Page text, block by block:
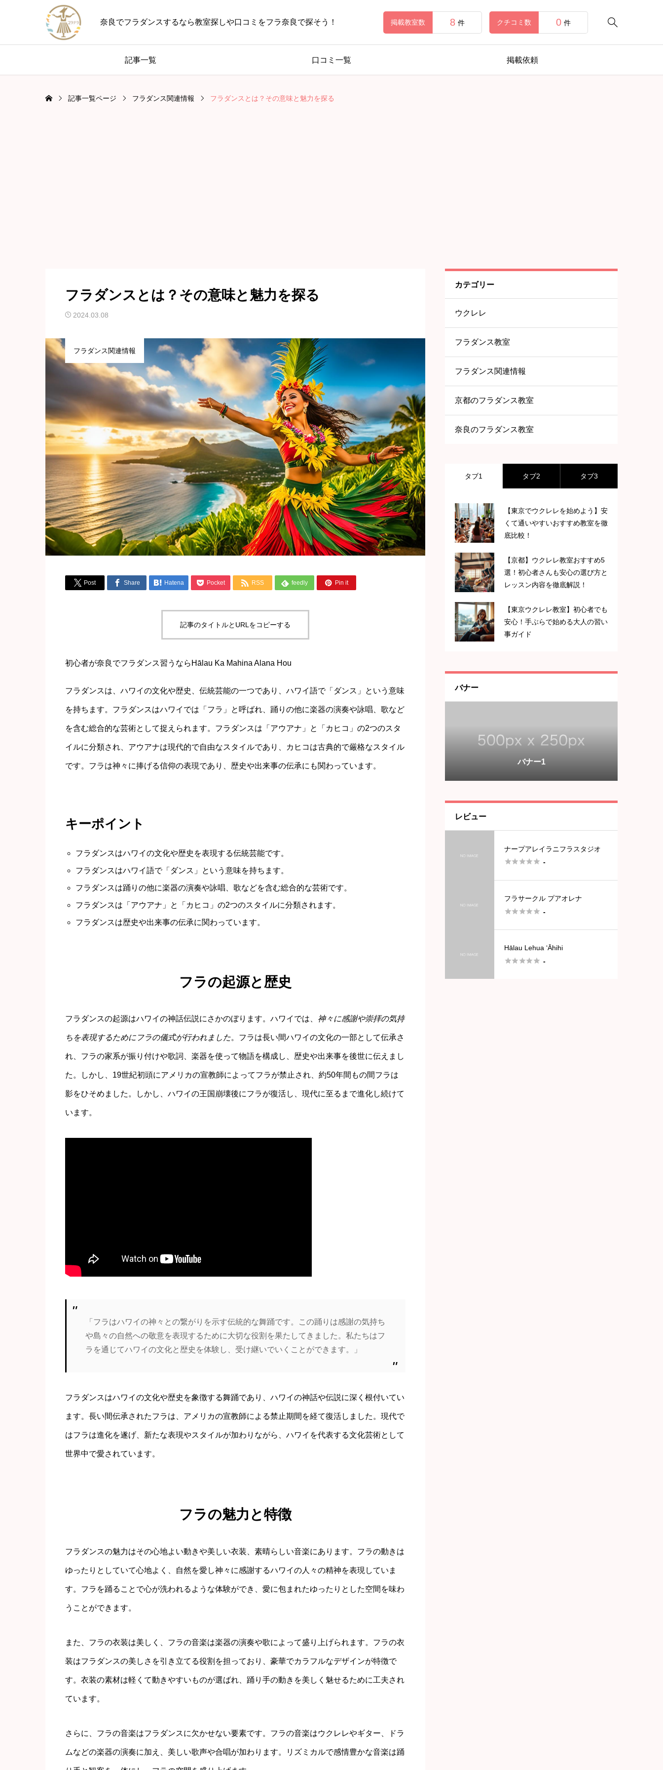
奈良でフラダンスするなら教室探しや口コミをフラ奈良で探そう！ 
掲載教室数 8 件 クチコミ数 0 件
記事一覧 口コミ一覧 掲載依頼
記事一覧ページ フラダンス関連情報 フラダンスとは？その意味と魅力を探る
フラダンスとは？その意味と魅力を探る
2024.03.08
フラダンス関連情報
 Post  Share  Hatena  Pocket  RSS  feedly  Pin it
記事のタイトルとURLをコピーする
初心者が奈良でフラダンス習うならHālau Ka Mahina Alana Hou
フラダンスは、ハワイの文化や歴史、伝統芸能の一つであり、ハワイ語で「ダンス」という意味
を持ちます。フラダンスはハワイでは「フラ」と呼ばれ、踊りの他に楽器の演奏や詠唱、歌など
を含む総合的な芸術として捉えられます。フラダンスは「アウアナ」と「カヒコ」の2つのスタ
イルに分類され、アウアナは現代的で自由なスタイルであり、カヒコは古典的で厳格なスタイル
です。フラは神々に捧げる信仰の表現であり、歴史や出来事の伝承にも関わっています。
キーポイント
フラダンスはハワイの文化や歴史を表現する伝統芸能です。
フラダンスはハワイ語で「ダンス」という意味を持ちます。
フラダンスは踊りの他に楽器の演奏や詠唱、歌などを含む総合的な芸術です。
フラダンスは「アウアナ」と「カヒコ」の2つのスタイルに分類されます。
フラダンスは歴史や出来事の伝承に関わっています。
フラの起源と歴史
フラダンスの起源はハワイの神話伝説にさかのぼります。ハワイでは、 神々に感謝や崇拝の気持
ちを表現するためにフラの儀式が行われました。フラは長い間ハワイの文化の一部として伝承さ
れ、フラの家系が振り付けや歌詞、楽器を使って物語を構成し、歴史や出来事を後世に伝えまし
た。しかし、19世紀初頭にアメリカの宣教師によってフラが禁止され、約50年間もの間フラは
影をひそめました。しかし、ハワイの王国崩壊後にフラが復活し、現代に至るまで進化し続けて
います。
「フラはハワイの神々との繋がりを示す伝統的な舞踊です。この踊りは感謝の気持ち
や島々の自然への敬意を表現するために大切な役割を果たしてきました。私たちはフ
ラを通じてハワイの文化と歴史を体験し、受け継いでいくことができます。」
フラダンスはハワイの文化や歴史を象徴する舞踊であり、ハワイの神話や伝説に深く根付いてい
ます。長い間伝承されたフラは、アメリカの宣教師による禁止期間を経て復活しました。現代で
はフラは進化を遂げ、新たな表現やスタイルが加わりながら、ハワイを代表する文化芸術として
世界中で愛されています。
フラの魅力と特徴
フラダンスの魅力はその心地よい動きや美しい衣装、素晴らしい音楽にあります。フラの動きは
ゆったりとしていて心地よく、自然を愛し神々に感謝するハワイの人々の精神を表現していま
す。フラを踊ることで心が洗われるような体験ができ、愛に包まれたゆったりとした空間を味わ
うことができます。
また、フラの衣装は美しく、フラの音楽は楽器の演奏や歌によって盛り上げられます。フラの衣
装はフラダンスの美しさを引き立てる役割を担っており、豪華でカラフルなデザインが特徴で
す。衣装の素材は軽くて動きやすいものが選ばれ、踊り手の動きを美しく魅せるために工夫され
ています。
さらに、フラの音楽はフラダンスに欠かせない要素です。フラの音楽はウクレレやギター、ドラ
ムなどの楽器の演奏に加え、美しい歌声や合唱が加わります。リズミカルで感情豊かな音楽は踊
カテゴリー
ウクレレ
フラダンス教室
フラダンス関連情報
京都のフラダンス教室
奈良のフラダンス教室
タブ1 タブ2 タブ3
【東京でウクレレを始めよう】安
くて通いやすいおすすめ教室を徹
底比較！
【京都】ウクレレ教室おすすめ5
選！初心者さんも安心の選び方と
レッスン内容を徹底解説！
【東京ウクレレ教室】初心者でも
安心！手ぶらで始める大人の習い
事ガイド
バナー
バナー3
バナー1
バナー2
バナー3
バナー1
レビュー
ナープアレイラニフラスタジオ
 -
フラサークル プアオレナ
 -
Hālau Lehua ‘Āhihi
 -